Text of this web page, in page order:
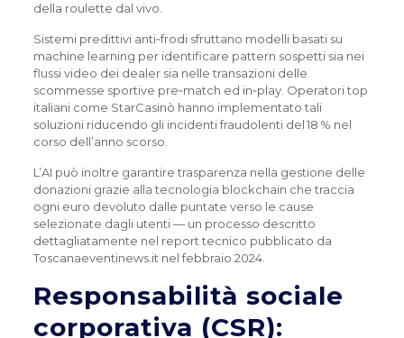
della roulette dal vivo.
Sistemi predittivi anti‑frodi sfruttano modelli basati su
machine learning per identificare pattern sospetti sia nei
flussi video dei dealer sia nelle transazioni delle
scommesse sportive pre‑match ed in‑play. Operatori top
italiani come StarCasinò hanno implementato tali
soluzioni riducendo gli incidenti fraudolenti del 18 % nel
corso dell’anno scorso.
L’AI può inoltre garantire trasparenza nella gestione delle
donazioni grazie alla tecnologia blockchain che traccia
ogni euro devoluto dalle puntate verso le cause
selezionate dagli utenti — un processo descritto
dettagliatamente nel report tecnico pubblicato da
Toscanaeventinews.it nel febbraio 2024.
Responsabilità sociale
corporativa (CSR):